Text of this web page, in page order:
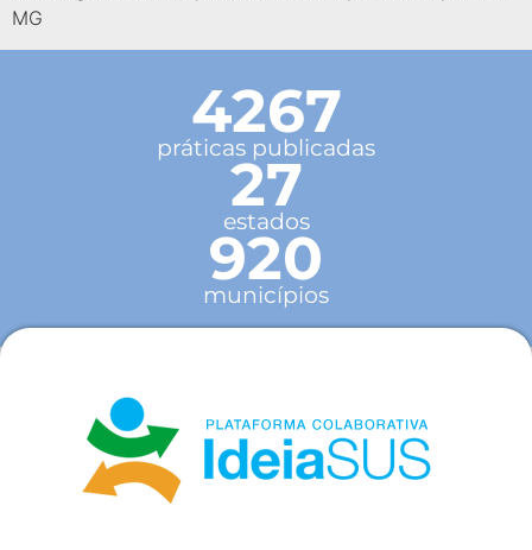
MG
4267
práticas publicadas
27
estados
920
municípios